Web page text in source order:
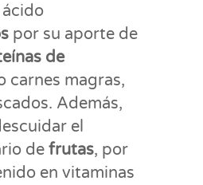
por su aporte de
de
carnes magras,
Además,
el
de frutas, por
en vitaminas